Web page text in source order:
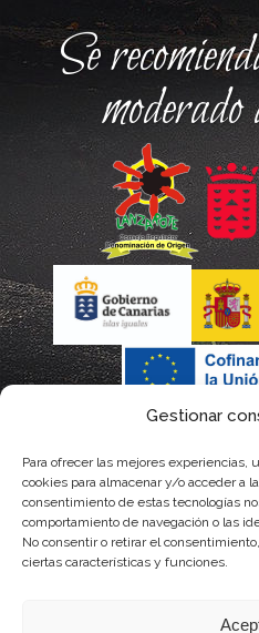
Gestionar
Para ofrecer las mejores experiencias,
cookies para almacenar y/o acceder a
consentimiento de estas tecnologías
comportamiento de navegación o las
No consentir o retirar el
ciertas características y funciones.
Se
moderado
La gestión de la DOP Lanzarote realizada